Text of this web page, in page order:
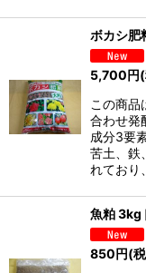
ボカシ肥
5,700円
この商品
合わせ発
成分3要
苦土、鉄
れており
魚粕 3kg
850円(